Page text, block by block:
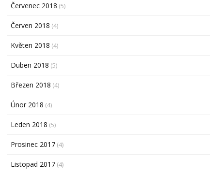
Červenec 2018 (5)
Červen 2018 (4)
Květen 2018 (4)
Duben 2018 (5)
Březen 2018 (4)
Únor 2018 (4)
Leden 2018 (5)
Prosinec 2017 (4)
Listopad 2017 (4)